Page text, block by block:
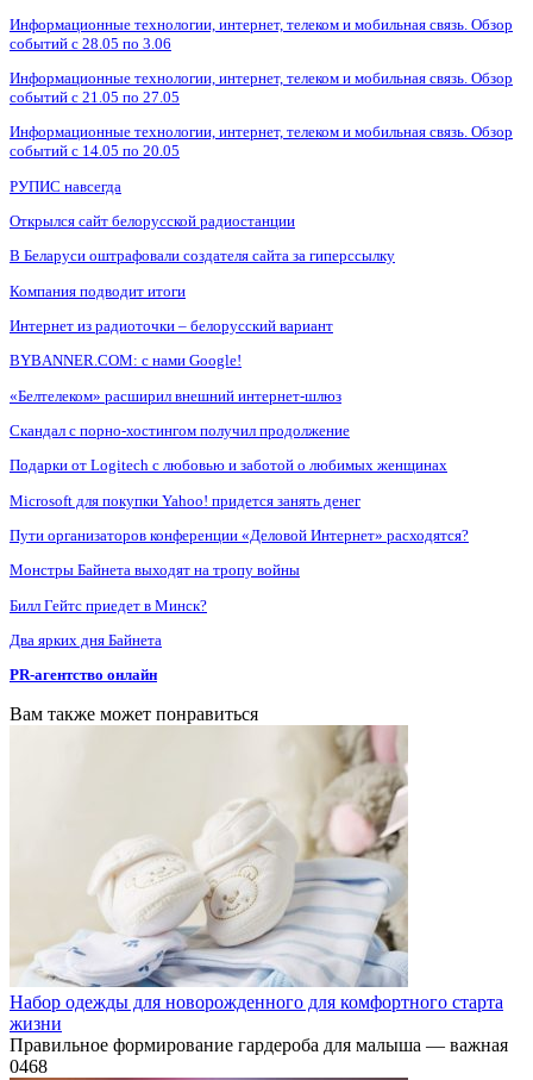
Информационные технологии, интернет, телеком и мобильная связь. Обзор
событий с 28.05 по 3.06
Информационные технологии, интернет, телеком и мобильная связь. Обзор
событий с 21.05 по 27.05
Информационные технологии, интернет, телеком и мобильная связь. Обзор
событий с 14.05 по 20.05
РУПИС навсегда
Открылся сайт белорусской радиостанции
В Беларуси оштрафовали создателя сайта за гиперссылку
Компания подводит итоги
Интернет из радиоточки – белорусский вариант
BYBANNER.COM: c нами Google!
«Белтелеком» расширил внешний интернет-шлюз
Скандал с порно-хостингом получил продолжение
Подарки от Logitech с любовью и заботой о любимых женщинах
Microsoft для покупки Yahoo! придется занять денег
Пути организаторов конференции «Деловой Интернет» расходятся?
Монстры Байнета выходят на тропу войны
Билл Гейтс приедет в Минск?
Два ярких дня Байнета
PR-агентство онлайн
Вам также может понравиться
Набор одежды для новорожденного для комфортного старта
жизни
Правильное формирование гардероба для малыша — важная
0468